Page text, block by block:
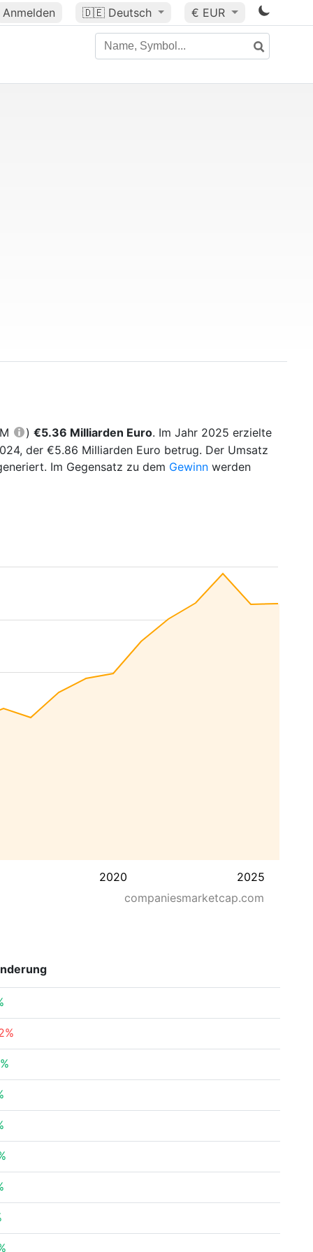
Anmelden 🇩🇪 Deutsch € EUR
) €5.36 Milliarden Euro. Im Jahr 2025 erzielte
der €5.86 Milliarden Euro betrug. Der Umsatz
Im Gegensatz zu dem Gewinn werden
2020 2025
companiesmarketcap.com